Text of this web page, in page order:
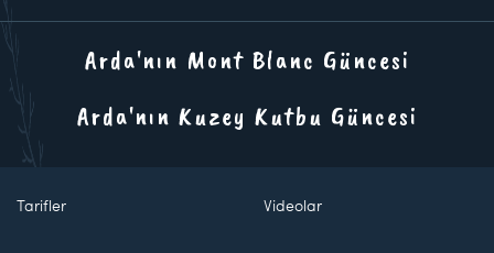
Arda'nın Mont Blanc Güncesi
Arda'nın Kuzey Kutbu Güncesi
Tarifler Videolar